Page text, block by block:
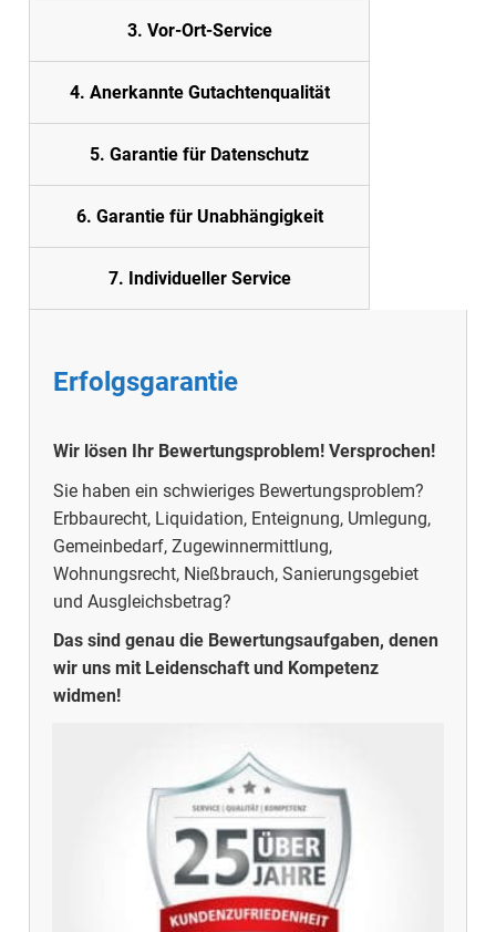
3. Vor-Ort-Service
4. Anerkannte Gutachtenqualität
5. Garantie für Datenschutz
6. Garantie für Unabhängigkeit
7. Individueller Service
Erfolgsgarantie
Wir lösen Ihr Bewertungsproblem! Versprochen!
Sie haben ein schwieriges Bewertungsproblem?
Erbbaurecht, Liquidation, Enteignung, Umlegung,
Gemeinbedarf, Zugewinnermittlung,
Wohnungsrecht, Nießbrauch, Sanierungsgebiet
und Ausgleichsbetrag?
Das sind genau die Bewertungsaufgaben, denen
wir uns mit Leidenschaft und Kompetenz
widmen!